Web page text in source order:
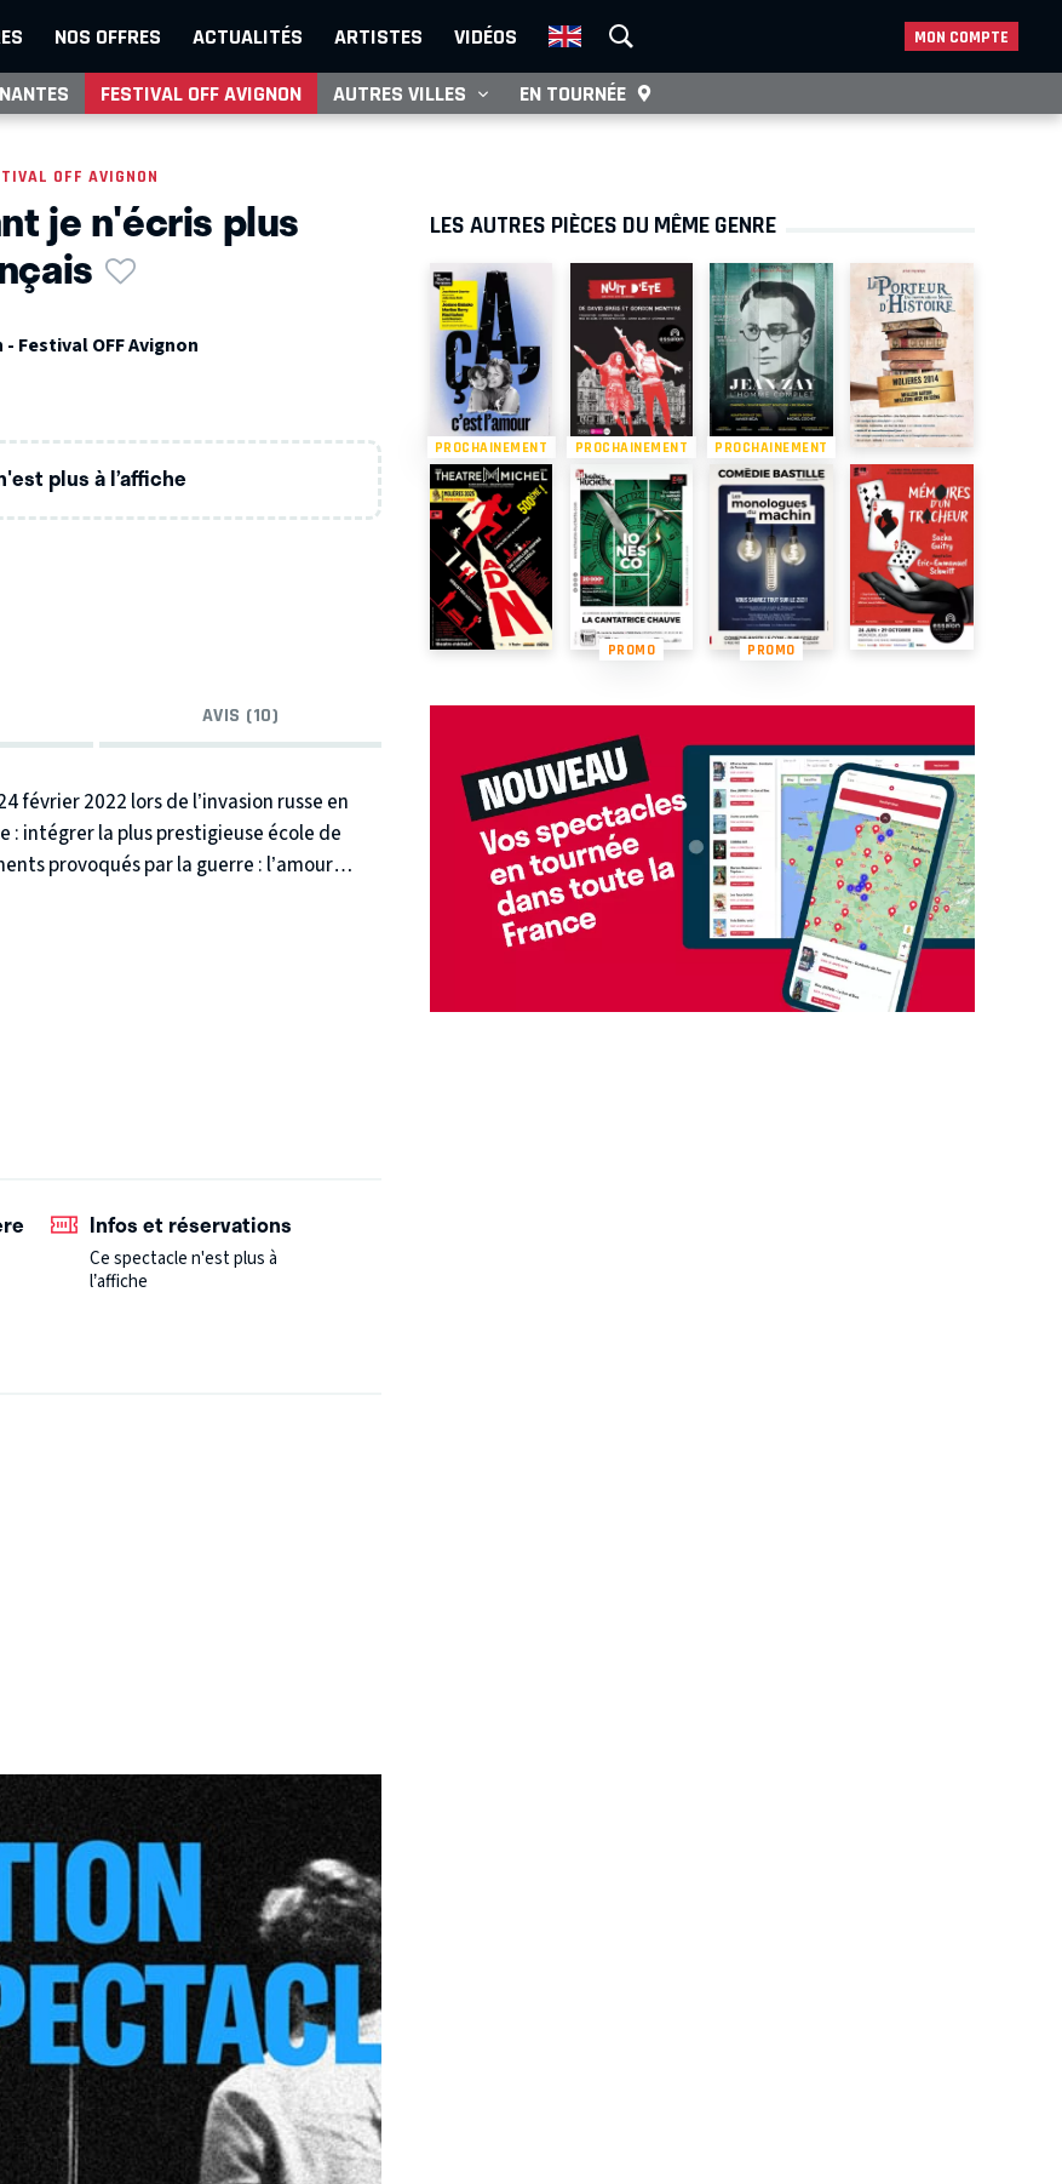
NOS OFFRES ACTUALITÉS ARTISTES VIDÉOS MON COMPTE
NANTES FESTIVAL OFF AVIGNON AUTRES VILLES EN TOURNÉE
OFF AVIGNON
je n'écris plus
Festival OFF Avignon
plus à l’affiche
AVIS (10)
février 2022 lors de l’invasion russe en
: intégrer la plus prestigieuse école de
provoqués par la guerre : l’amour
peuples et met en lumière le rapport
politiques et historiques
la haine et l’amour, la trahison et la
: pourquoi combat-on ?
Infos et réservations
Ce spectacle n'est plus à
l’affiche
LES AUTRES PIÈCES DU MÊME GENRE
PROCHAINEMENT PROCHAINEMENT PROCHAINEMENT
PROMO PROMO